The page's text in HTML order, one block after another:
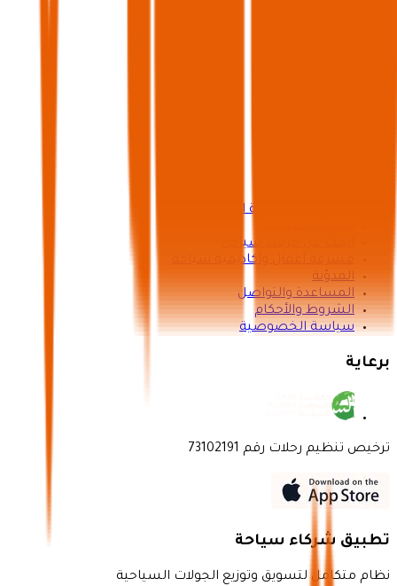
نظام سياحة لإدارة الحجوزات
ابحث عن مرشد سياحي
مسرعة أعمال وأكاديمية سياحة
المدوّنة
المساعدة والتواصل
الشروط والأحكام
سياسة الخصوصية
برعاية
ترخيص تنظيم رحلات رقم 73102191
تطبيق شركاء سياحة
نظام متكامل لتسويق وتوزيع الجولات السياحية